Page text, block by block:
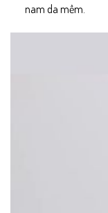
nam da mềm.